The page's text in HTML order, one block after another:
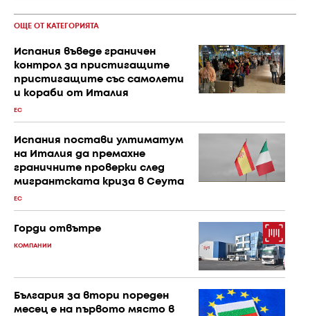
ОЩЕ ОТ КАТЕГОРИЯТА
Испания въведе граничен
контрол за пристигащите
пристигащите със самолети
и кораби от Италия
ЕС
Испания постави ултиматум
на Италия да премахне
граничните проверки след
мигрантската криза в Сеута
ЕС
Горди отвътре
КОМПАНИИ
България за втори пореден
месец е на първото място в